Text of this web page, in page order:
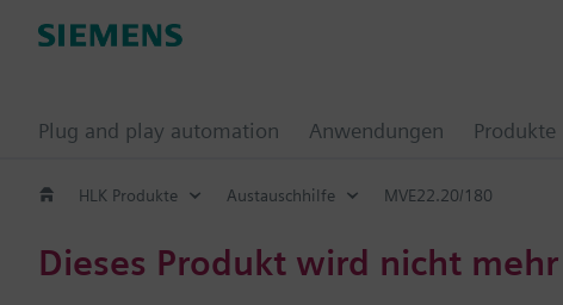
Plug and play automation Anwendungen Produkte
HLK Produkte Austauschhilfe MVE22.20/180
Dieses Produkt wird nicht